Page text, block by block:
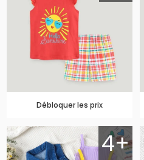
Débloquer les prix
4+